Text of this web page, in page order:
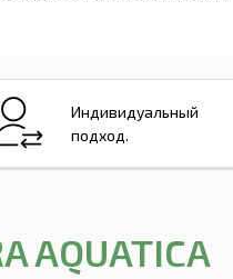
Индивидуальный
подход.
AQUATICA